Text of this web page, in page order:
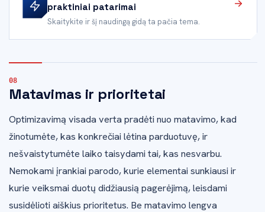
praktiniai patarimai
Skaitykite ir šį naudingą gidą ta pačia tema.
Matavimas ir prioritetai
Optimizavimą visada verta pradėti nuo matavimo, kad
žinotumėte, kas konkrečiai lėtina parduotuvę, ir
nešvaistytumėte laiko taisydami tai, kas nesvarbu.
Nemokami įrankiai parodo, kurie elementai sunkiausi ir
kurie veiksmai duotų didžiausią pagerėjimą, leisdami
susidėlioti aiškius prioritetus. Be matavimo lengva